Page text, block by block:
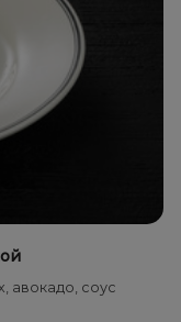
авокадо, соус